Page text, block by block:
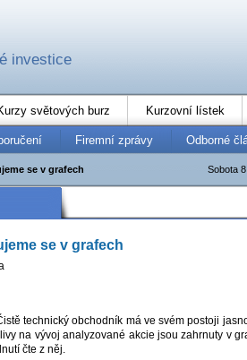
investice
světových burz Kurzovní lístek
Firemní zprávy Odborné
Sobota
se v grafech
se v grafech
technický obchodník má ve svém postoji
na vývoj analyzované akcie jsou zahrnuty v
čte z něj.